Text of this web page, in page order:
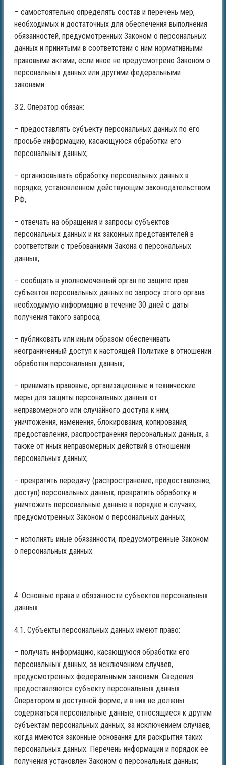
– самостоятельно определять состав и перечень мер,
необходимых и достаточных для обеспечения выполнения
обязанностей, предусмотренных Законом о персональных
данных и принятыми в соответствии с ним нормативными
правовыми актами, если иное не предусмотрено Законом о
персональных данных или другими федеральными
законами.
3.2. Оператор обязан:
– предоставлять субъекту персональных данных по его
просьбе информацию, касающуюся обработки его
персональных данных;
– организовывать обработку персональных данных в
порядке, установленном действующим законодательством
РФ;
– отвечать на обращения и запросы субъектов
персональных данных и их законных представителей в
соответствии с требованиями Закона о персональных
данных;
– сообщать в уполномоченный орган по защите прав
субъектов персональных данных по запросу этого органа
необходимую информацию в течение 30 дней с даты
получения такого запроса;
– публиковать или иным образом обеспечивать
неограниченный доступ к настоящей Политике в отношении
обработки персональных данных;
– принимать правовые, организационные и технические
меры для защиты персональных данных от
неправомерного или случайного доступа к ним,
уничтожения, изменения, блокирования, копирования,
предоставления, распространения персональных данных, а
также от иных неправомерных действий в отношении
персональных данных;
– прекратить передачу (распространение, предоставление,
доступ) персональных данных, прекратить обработку и
уничтожить персональные данные в порядке и случаях,
предусмотренных Законом о персональных данных;
– исполнять иные обязанности, предусмотренные Законом
о персональных данных.
4. Основные права и обязанности субъектов персональных
данных
4.1. Субъекты персональных данных имеют право:
– получать информацию, касающуюся обработки его
персональных данных, за исключением случаев,
предусмотренных федеральными законами. Сведения
предоставляются субъекту персональных данных
Оператором в доступной форме, и в них не должны
содержаться персональные данные, относящиеся к другим
субъектам персональных данных, за исключением случаев,
когда имеются законные основания для раскрытия таких
персональных данных. Перечень информации и порядок ее
получения установлен Законом о персональных данных;